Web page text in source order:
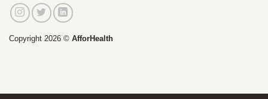
Copyright 2026 © AfforHealth